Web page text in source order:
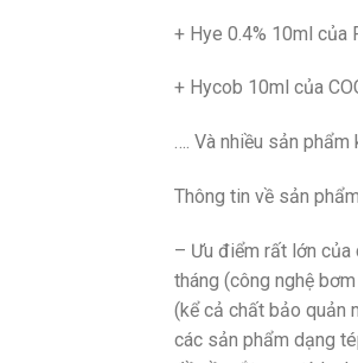
+ Hye 0.4% 10ml của
+ Hycob 10ml của
…. Và nhiều sản
Thông tin về sản
– Ưu điểm rất lớn của
tháng (công nghệ
(kể cả chất bảo quản
các sản phẩm dạng